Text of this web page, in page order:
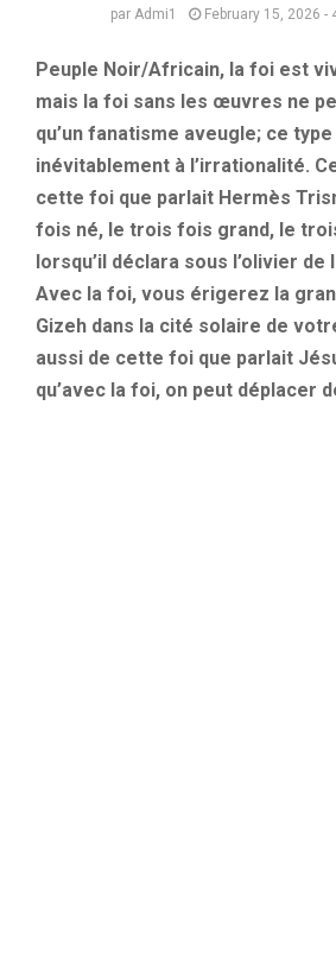
par Admi1 February 15, 2026 -
Peuple Noir/Africain, la foi est
mais la foi sans les œuvres ne
qu’un fanatisme aveugle; ce
inévitablement à l’irrationalité.
cette foi que parlait Hermès
fois né, le trois fois grand, le
lorsqu’il déclara sous l’olivier de
Avec la foi, vous érigerez la
Gizeh dans la cité solaire de
aussi de cette foi que parlait
qu’avec la foi, on peut déplacer